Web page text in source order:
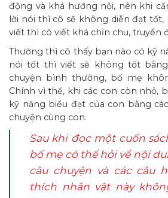
động và khá hướng nội, nên khi
lời nói thì cô sẽ không diễn đạt tốt,
viết thì cô viết khá chỉn chu, truyền
Thường thì cô thấy bạn nào có kỹ
nói tốt thì viết sẽ không tốt
chuyện bình thường, bố mẹ
Chính vì thế, khi các con còn nhỏ,
kỹ năng biểu đạt của con bằng
chuyện cùng con.
Sau khi đọc một cuốn
bố mẹ có thể hỏi về nội
câu chuyện và các câu
thích nhân vật này